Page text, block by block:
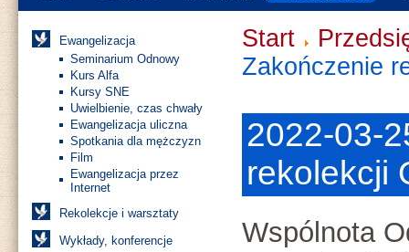
Ewangelizacja
Seminarium Odnowy
Kurs Alfa
Kursy SNE
Uwielbienie, czas chwały
Ewangelizacja uliczna
Spotkania dla mężczyzn
Film
Ewangelizacja przez
Internet
Rekolekcje i warsztaty
Wykłady, konferencje
Start
Zakończenie
2022-03-
rekolekcji
Wspólnota